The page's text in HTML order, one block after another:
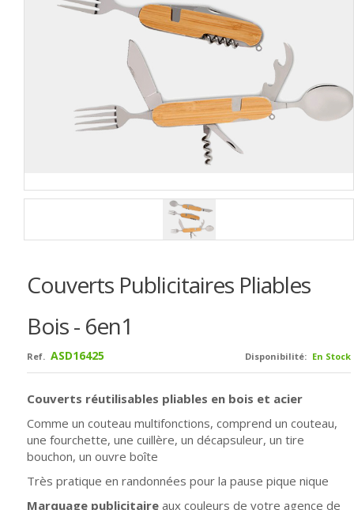
Couverts Publicitaires Pliables
Bois - 6en1
Disponibilité: En Stock
Ref. ASD16425
Couverts réutilisables pliables en bois et acier
Comme un couteau multifonctions, comprend un couteau,
une fourchette, une cuillère, un décapsuleur, un tire
bouchon, un ouvre boîte
Très pratique en randonnées pour la pause pique nique
Marquage publicitaire aux couleurs de votre agence de